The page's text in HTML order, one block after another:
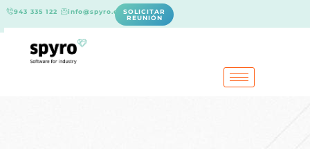
943 335 122 info@spyro.es SOLICITAR
REUNIÓN